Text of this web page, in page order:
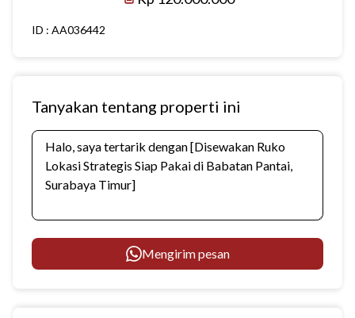
ID : AA036442
Tanyakan tentang properti ini
Mengirim pesan